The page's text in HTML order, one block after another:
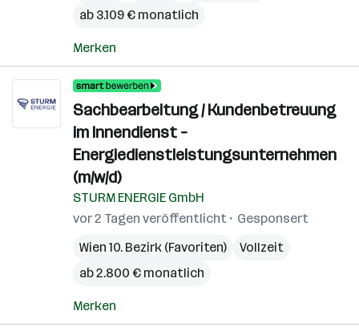
ab 3.109 € monatlich
Merken
Sachbearbeitung / Kundenbetreuung
im Innendienst –
Energiedienstleistungsunternehmen
(m/w/d)
STURM ENERGIE GmbH
vor 2 Tagen veröffentlicht
Gesponsert
Wien 10. Bezirk (Favoriten)
Vollzeit
ab 2.800 € monatlich
Merken